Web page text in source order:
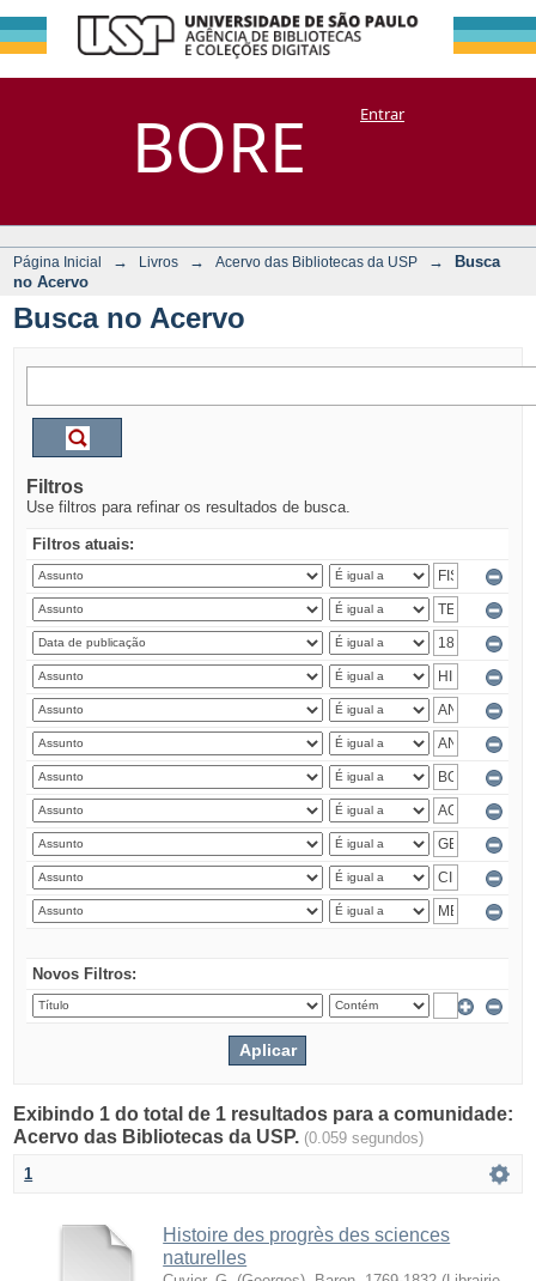
BORE
Busca no Acervo
DSpace/Manakin + CoriscoEntrar
Página Inicial → Livros → Acervo das Bibliotecas da USP →
Busca
no Acervo
Busca no Acervo
Filtros
Use filtros para refinar os resultados de busca.
Filtros atuais:
Novos Filtros:
Exibindo 1 do total de 1 resultados para a comunidade:
Acervo das Bibliotecas da USP. (0.059 segundos)
1
Histoire des progrès des sciences
naturelles